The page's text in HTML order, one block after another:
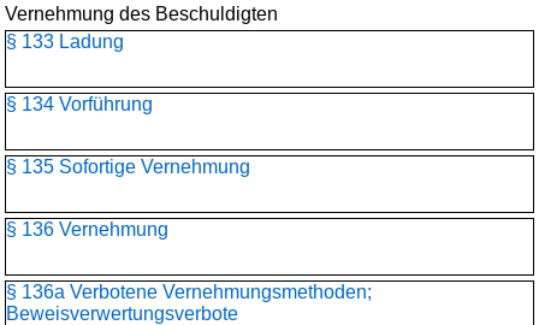
Vernehmung des Beschuldigten
§ 133 Ladung
§ 134 Vorführung
§ 135 Sofortige Vernehmung
§ 136 Vernehmung
§ 136a Verbotene Vernehmungsmethoden;
Beweisverwertungsverbote